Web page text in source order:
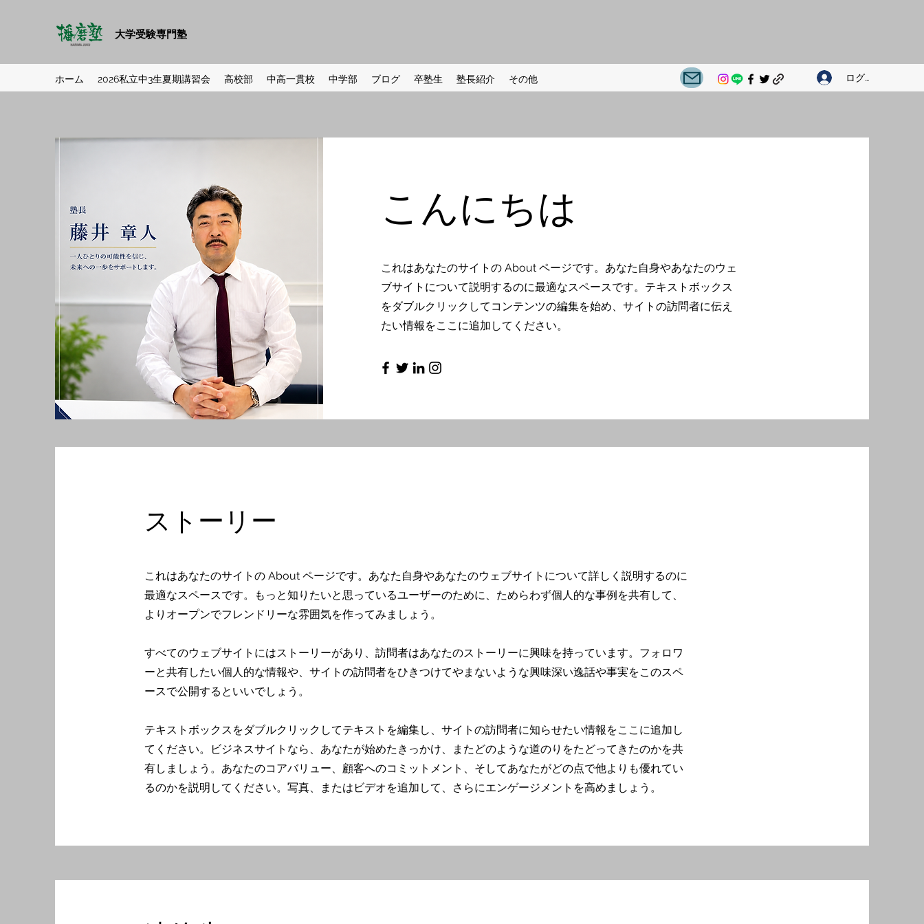
大学受験専門塾
ホーム 2026私立中3生夏期講習会 高校部 中高一貫校 中学部 ブログ 卒塾生 塾長紹介 その他 ログイン
こんにちは
これはあなたのサイトの About ページです。あなた自身やあなたのウェ
ブサイトについて説明するのに最適なスペースです。テキストボックス
をダブルクリックしてコンテンツの編集を始め、サイトの訪問者に伝え
たい情報をここに追加してください。
ストーリー
これはあなたのサイトの About ページです。あなた自身やあなたのウェブサイトについて詳しく説明するのに
最適なスペースです。もっと知りたいと思っているユーザーのために、ためらわず個人的な事例を共有して、
よりオープンでフレンドリーな雰囲気を作ってみましょう。
すべてのウェブサイトにはストーリーがあり、訪問者はあなたのストーリーに興味を持っています。フォロワ
ーと共有したい個人的な情報や、サイトの訪問者をひきつけてやまないような興味深い逸話や事実をこのスペ
ースで公開するといいでしょう。
テキストボックスをダブルクリックしてテキストを編集し、サイトの訪問者に知らせたい情報をここに追加し
てください。ビジネスサイトなら、あなたが始めたきっかけ、またどのような道のりをたどってきたのかを共
有しましょう。あなたのコアバリュー、顧客へのコミットメント、そしてあなたがどの点で他よりも優れてい
るのかを説明してください。写真、またはビデオを追加して、さらにエンゲージメントを高めましょう。